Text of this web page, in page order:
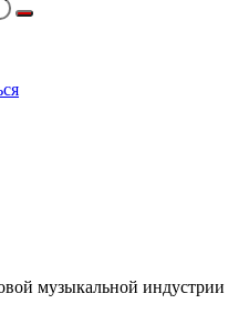
Поиск
музыкальной индустрии